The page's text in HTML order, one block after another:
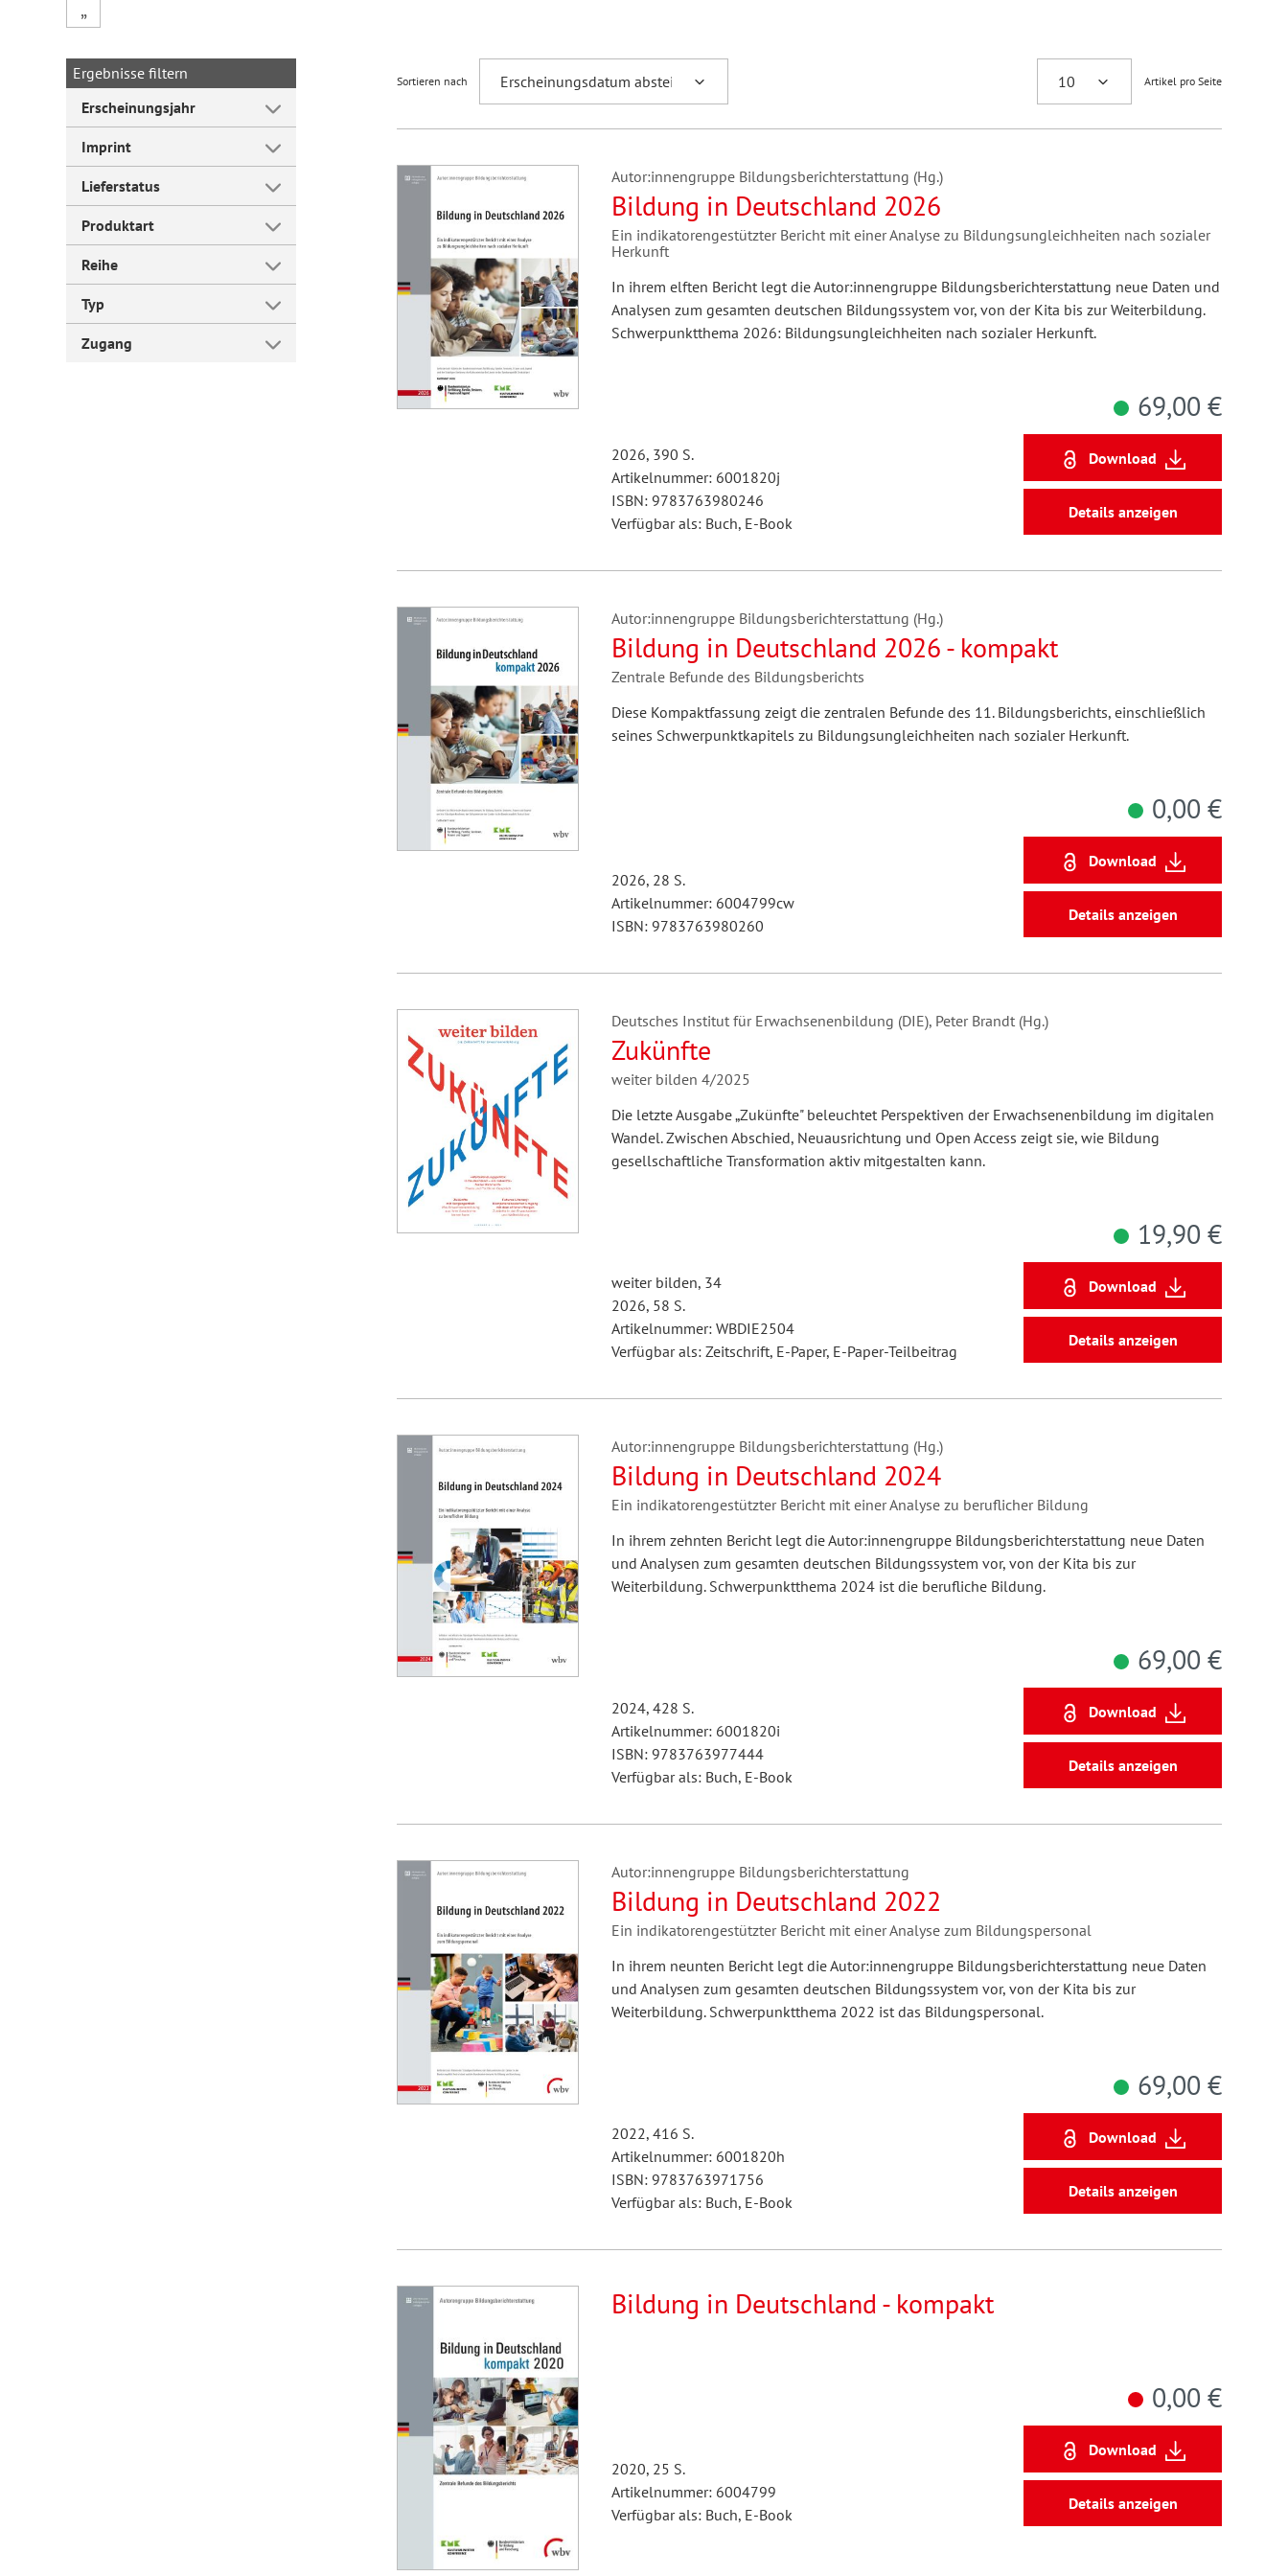
Forum Arbeitslehre
„
Ergebnisse filtern
Erscheinungsjahr
Imprint
Lieferstatus
Produktart
Reihe
Typ
Zugang
Sortieren nach Artikel pro Seite
Autor:innengruppe Bildungsberichterstattung (Hg.)
Bildung in Deutschland 2026
Ein indikatorengestützter Bericht mit einer Analyse zu Bildungsungleichheiten nach sozialer
Herkunft
In ihrem elften Bericht legt die Autor:innengruppe Bildungsberichterstattung neue Daten und
Analysen zum gesamten deutschen Bildungssystem vor, von der Kita bis zur Weiterbildung.
Schwerpunktthema 2026: Bildungsungleichheiten nach sozialer Herkunft.
2026, 390 S.
Artikelnummer: 6001820j
ISBN: 9783763980246
Verfügbar als: Buch, E-Book
69,00 €
Download
Details anzeigen
Autor:innengruppe Bildungsberichterstattung (Hg.)
Bildung in Deutschland 2026 - kompakt
Zentrale Befunde des Bildungsberichts
Diese Kompaktfassung zeigt die zentralen Befunde des 11. Bildungsberichts, einschließlich
seines Schwerpunktkapitels zu Bildungsungleichheiten nach sozialer Herkunft.
2026, 28 S.
Artikelnummer: 6004799cw
ISBN: 9783763980260
0,00 €
Download
Details anzeigen
Deutsches Institut für Erwachsenenbildung (DIE), Peter Brandt (Hg.)
Zukünfte
weiter bilden 4/2025
Die letzte Ausgabe „Zukünfte" beleuchtet Perspektiven der Erwachsenenbildung im digitalen
Wandel. Zwischen Abschied, Neuausrichtung und Open Access zeigt sie, wie Bildung
gesellschaftliche Transformation aktiv mitgestalten kann.
weiter bilden, 34
2026, 58 S.
Artikelnummer: WBDIE2504
Verfügbar als: Zeitschrift, E-Paper, E-Paper-Teilbeitrag
19,90 €
Download
Details anzeigen
Autor:innengruppe Bildungsberichterstattung (Hg.)
Bildung in Deutschland 2024
Ein indikatorengestützter Bericht mit einer Analyse zu beruflicher Bildung
In ihrem zehnten Bericht legt die Autor:innengruppe Bildungsberichterstattung neue Daten
und Analysen zum gesamten deutschen Bildungssystem vor, von der Kita bis zur
Weiterbildung. Schwerpunktthema 2024 ist die berufliche Bildung.
2024, 428 S.
Artikelnummer: 6001820i
ISBN: 9783763977444
Verfügbar als: Buch, E-Book
69,00 €
Download
Details anzeigen
Autor:innengruppe Bildungsberichterstattung
Bildung in Deutschland 2022
Ein indikatorengestützter Bericht mit einer Analyse zum Bildungspersonal
In ihrem neunten Bericht legt die Autor:innengruppe Bildungsberichterstattung neue Daten
und Analysen zum gesamten deutschen Bildungssystem vor, von der Kita bis zur
Weiterbildung. Schwerpunktthema 2022 ist das Bildungspersonal.
2022, 416 S.
Artikelnummer: 6001820h
ISBN: 9783763971756
Verfügbar als: Buch, E-Book
69,00 €
Download
Details anzeigen
Bildung in Deutschland - kompakt
2020, 25 S.
Artikelnummer: 6004799
Verfügbar als: Buch, E-Book
0,00 €
Download
Details anzeigen